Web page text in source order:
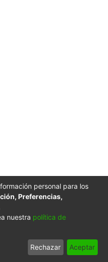
personal para los
Preferencias,
nuestra política de
Rechazar Aceptar